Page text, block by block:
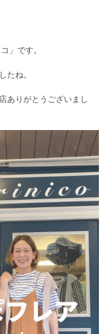
」です。
たね。
ありがとうございまし